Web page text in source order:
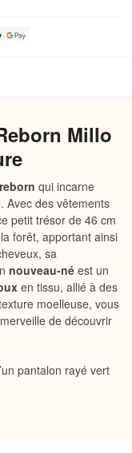
Millo
qui incarne
Avec des vêtements
petit trésor de 46 cm
forêt, apportant ainsi
sa
nouveau-né est un
en tissu, allié à des
moelleuse, vous
de découvrir
pantalon rayé vert
de raton laveur
pour les moments